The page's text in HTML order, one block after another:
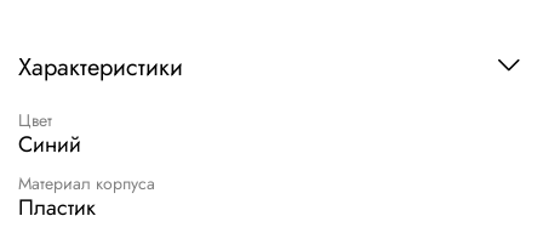
Характеристики
Цвет
Синий
Материал корпуса
Пластик